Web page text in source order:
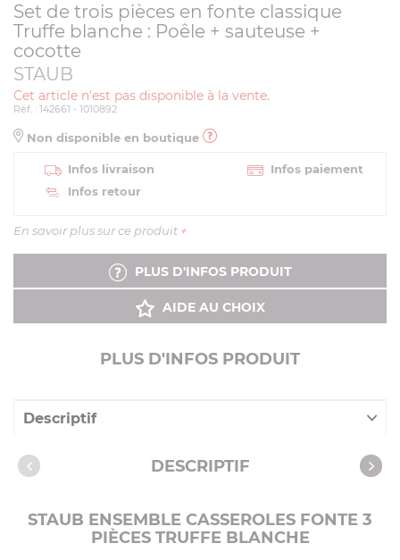
Set de trois pièces en fonte classique
Truffe blanche : Poêle + sauteuse +
cocotte
STAUB
Cet article n'est pas disponible à la vente.
Réf. : 142661 - 1010892
Non disponible en boutique
Infos livraison
Infos paiement
Infos retour
En savoir plus sur ce produit +
PLUS D'INFOS PRODUIT
AIDE AU CHOIX
PLUS D'INFOS PRODUIT
Descriptif
Caractéristiques DESCRIPTIF
STAUB ENSEMBLE CASSEROLES FONTE 3
PIÈCES TRUFFE BLANCHE